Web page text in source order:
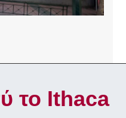
το Ithaca